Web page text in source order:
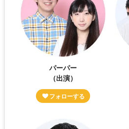
パーパー
（出演）